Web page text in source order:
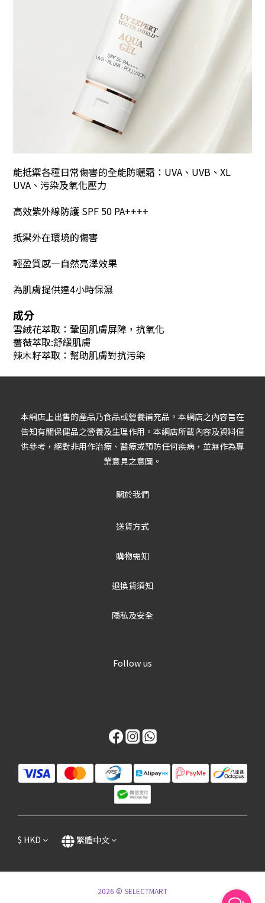
能抵禦各種日常傷害的全能防曬霜：UVA、UVB、XL
UVA、污染及氧化壓力
高效紫外線防護 SPF 50 PA++++
抵禦外在環境的傷害
輕盈質感—自然亮澤效果
為肌膚提供達4小時保濕
成分
雪絨花萃取：鞏固肌膚屏障，抗氧化
薔薇萃取:舒緩肌膚
辣木籽萃取：幫助肌膚對抗污染
本網店上出售的產品乃食品或營養補充品。本網店之內容旨在
告知有關保健品之營養及生理作用。本網店所載內容及資料僅
供參考，絕對非用作治療、醫療或預防任何疾病，並無作為專
業意見之意圖。
關於我們
送貨方式
購物需知
退換貨須知
隱私及安全
Follow us
$ HKD 繁體中文
2026 © SELECTMART